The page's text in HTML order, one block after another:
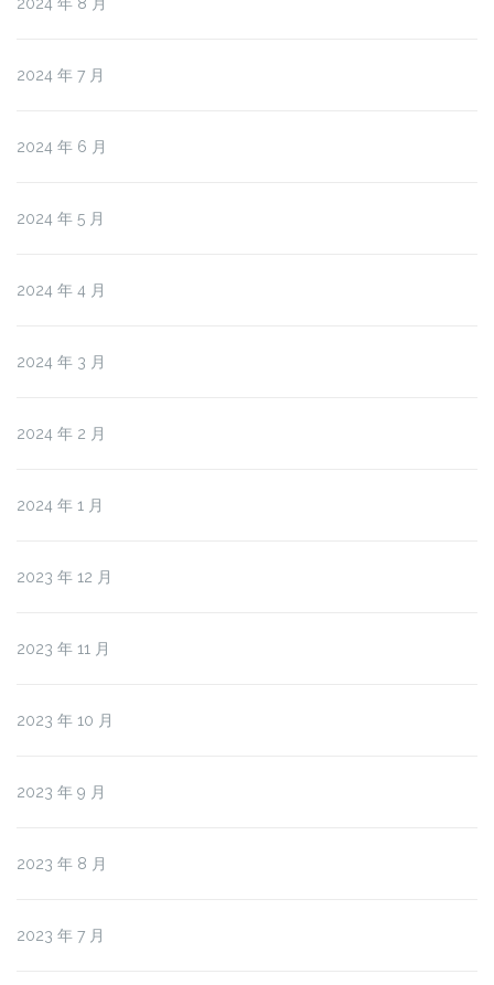
2024 年 7 月
2024 年 6 月
2024 年 5 月
2024 年 4 月
2024 年 3 月
2024 年 2 月
2024 年 1 月
2023 年 12 月
2023 年 11 月
2023 年 10 月
2023 年 9 月
2023 年 8 月
2023 年 7 月